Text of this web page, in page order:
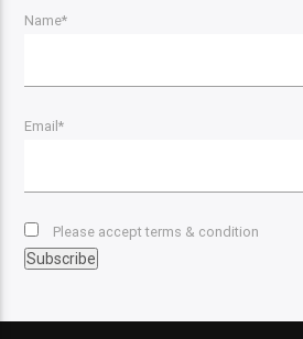
Name*
Email*
Please accept terms & condition